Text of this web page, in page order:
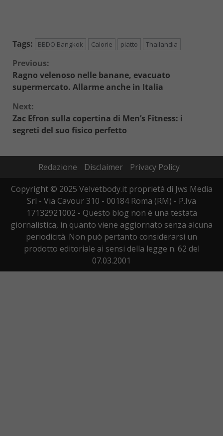
Tags: BBDO Bangkok Calorie piatto Thailandia
Continue
Reading
Previous:
Ragno velenoso nelle banane, evacuato
supermercato. Allarme anche in Italia
Next:
Zac Efron sulla copertina di Men’s Fitness: i
segreti del suo fisico perfetto
Redazione Disclaimer
Privacy Policy
Copyright © 2025 Velvetbody.it proprietà di Jws Media
Srl - Via Cavour 310 - 00184 Roma (RM) - P.Iva
17132921002 - Questo blog non è una testata
giornalistica, in quanto viene aggiornato senza alcuna
periodicità. Non può pertanto considerarsi un
prodotto editoriale ai sensi della legge n. 62 del
07.03.2001